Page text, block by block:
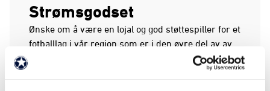
Strømsgodset
Ønske om å være en lojal og god støttespiller for et
fotballlag i vår region som er i den øvre del av av